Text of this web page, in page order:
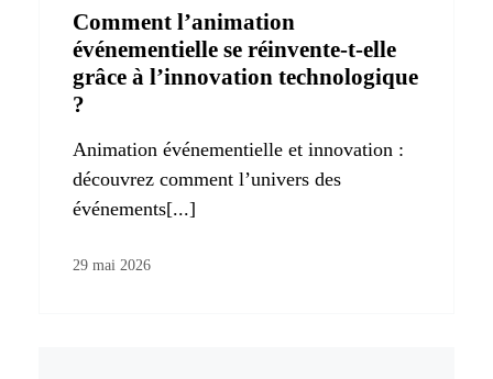
Comment l’animation
événementielle se réinvente-t-elle
grâce à l’innovation technologique
?
Animation événementielle et innovation :
découvrez comment l’univers des
événements[...]
29 mai 2026